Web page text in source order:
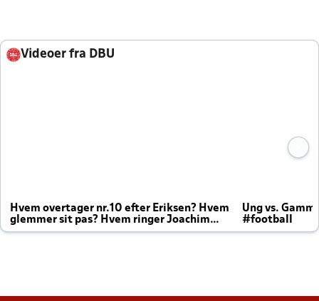
Videoer fra DBU
Hvem overtager nr.10 efter Eriksen? Hvem
glemmer sit pas? Hvem ringer Joachim
altid til efter kampe?
Ung vs.
#football